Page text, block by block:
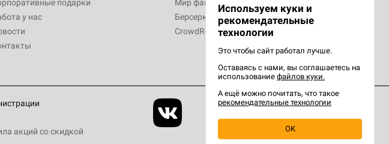
подарки
у нас
Мир фантастики
Берсерк
CrowdRepublic
акций со скидкой
Используем куки и
рекомендательные
технологии
Это чтобы сайт работал лучше.
Оставаясь с нами, вы соглашаетесь на
использование файлов куки.
А ещё можно почитать, что такое
рекомендательные технологии
OK
3 490